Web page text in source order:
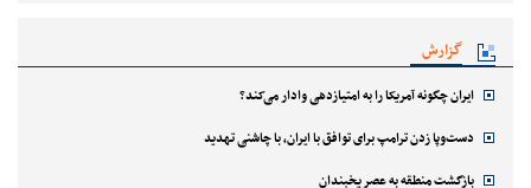
گزارش
ایران چگونه آمریکا را به امتیازدهی وادار می‌کند؟
دست‌وپا زدن ترامپ برای توافق با ایران، با چاشنی تهدید
بازگشت منطقه به عصر یخبندان